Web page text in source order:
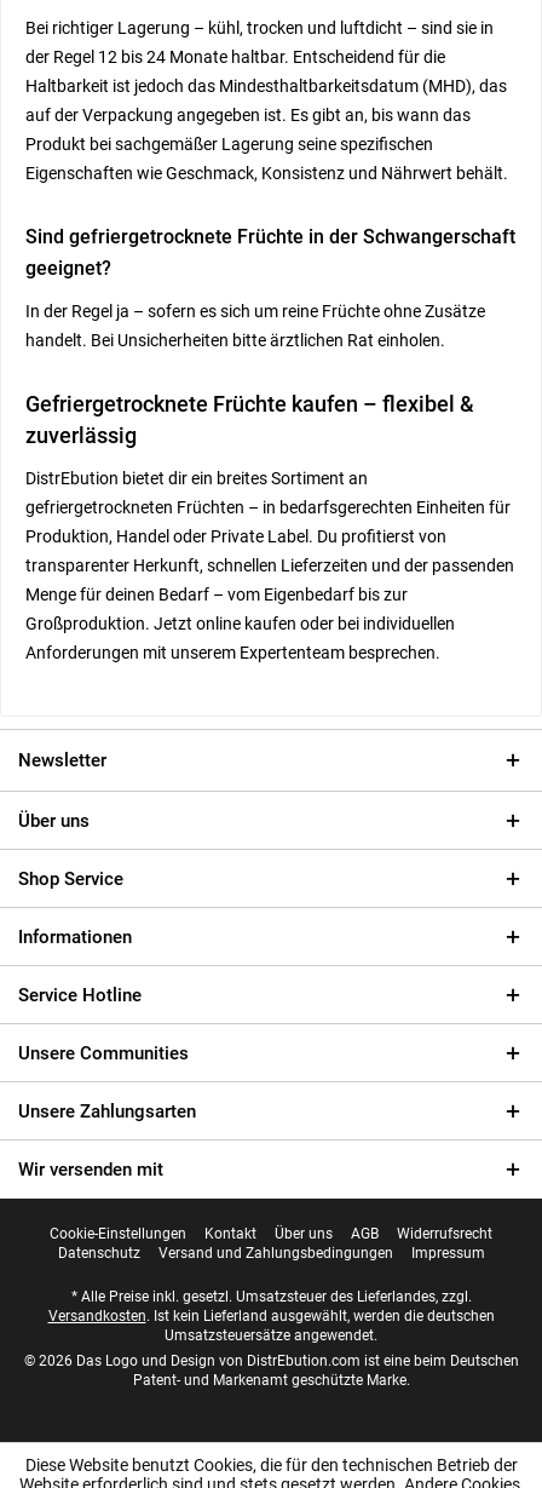
Bei richtiger Lagerung – kühl, trocken und luftdicht – sind sie in
der Regel 12 bis 24 Monate haltbar. Entscheidend für die
Haltbarkeit ist jedoch das Mindesthaltbarkeitsdatum (MHD), das
auf der Verpackung angegeben ist. Es gibt an, bis wann das
Produkt bei sachgemäßer Lagerung seine spezifischen
Eigenschaften wie Geschmack, Konsistenz und Nährwert behält.
Sind gefriergetrocknete Früchte in der Schwangerschaft
geeignet?
In der Regel ja – sofern es sich um reine Früchte ohne Zusätze
handelt. Bei Unsicherheiten bitte ärztlichen Rat einholen.
Gefriergetrocknete Früchte kaufen – flexibel &
zuverlässig
DistrEbution bietet dir ein breites Sortiment an
gefriergetrockneten Früchten – in bedarfsgerechten Einheiten für
Produktion, Handel oder Private Label. Du profitierst von
transparenter Herkunft, schnellen Lieferzeiten und der passenden
Menge für deinen Bedarf – vom Eigenbedarf bis zur
Großproduktion. Jetzt online kaufen oder bei individuellen
Anforderungen mit unserem Expertenteam besprechen.
Newsletter
Über uns
Shop Service
Informationen
Service Hotline
Unsere Communities
Unsere Zahlungsarten
Wir versenden mit
Cookie-Einstellungen Kontakt Über uns AGB
Widerrufsrecht
Datenschutz
Versand und Zahlungsbedingungen Impressum
* Alle Preise inkl. gesetzl. Umsatzsteuer des Lieferlandes, zzgl.
Versandkosten. Ist kein Lieferland ausgewählt, werden die deutschen
Umsatzsteuersätze angewendet.
© 2026 Das Logo und Design von DistrEbution.com ist eine beim Deutschen
Patent- und Markenamt geschützte Marke.
Diese Website benutzt Cookies, die für den technischen Betrieb der